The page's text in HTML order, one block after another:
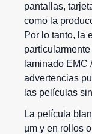
pantallas,
como la
Por lo tanto, la
laminado EMC
advertencias
las películas
La película
µm y en rollos